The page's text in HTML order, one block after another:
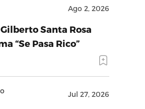
Ago 2, 2026
Santa Rosa
“Se Pasa Rico”
Jul 27, 2026